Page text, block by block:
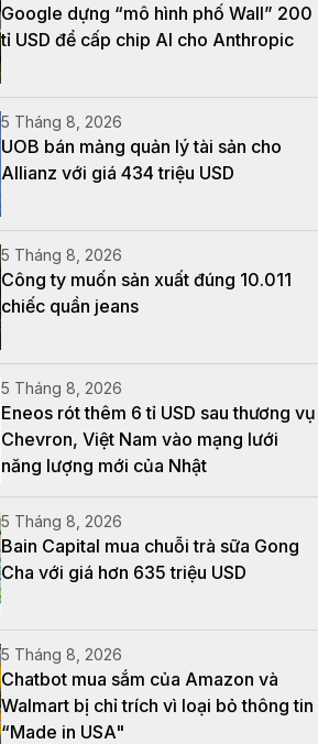
Google dựng “mô hình phố Wall” 200
tỉ USD để cấp chip AI cho Anthropic
5 Tháng 8, 2026
UOB bán mảng quản lý tài sản cho
Allianz với giá 434 triệu USD
5 Tháng 8, 2026
Công ty muốn sản xuất đúng 10.011
chiếc quần jeans
5 Tháng 8, 2026
Eneos rót thêm 6 tỉ USD sau thương vụ
Chevron, Việt Nam vào mạng lưới
năng lượng mới của Nhật
5 Tháng 8, 2026
Bain Capital mua chuỗi trà sữa Gong
Cha với giá hơn 635 triệu USD
5 Tháng 8, 2026
Chatbot mua sắm của Amazon và
Walmart bị chỉ trích vì loại bỏ thông tin
“Made in USA"